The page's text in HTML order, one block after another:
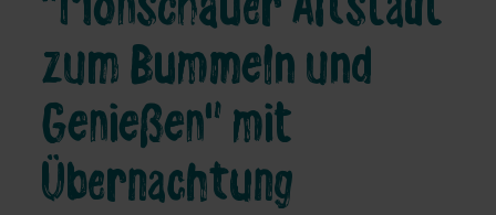
"Monschauer Altstadt
zum Bummeln und
Genießen" mit
Übernachtung